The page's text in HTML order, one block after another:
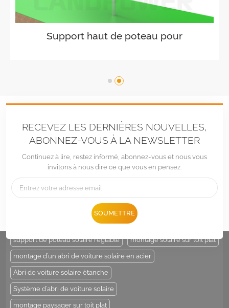
Pas réglable sur le côté du poteau
RECEVEZ LES DERNIÈRES NOUVELLES,
ABONNEZ-VOUS À LA NEWSLETTER
Continuez à lire, restez informé, abonnez-vous et nous vous
invitons à nous dire ce que vous en pensez.
SOUMETTRE
E-mail :Sales@LandpowerSolar.com
Add : Unit 206-9, No 15, Duiying Road, Jimei District, Xiamen, China
support de poteau solaire
support de poteau solaire réglable montage solaire sur toit plat
montage d'un abri de voiture solaire en acier
Abri de voiture solaire étanche
Système d'abri de voiture solaire
montage paysager sur toit plat